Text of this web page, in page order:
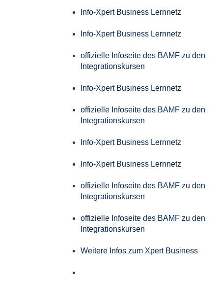
Info-Xpert Business Lernnetz
Info-Xpert Business Lernnetz
offizielle Infoseite des BAMF zu den
Integrationskursen
Info-Xpert Business Lernnetz
offizielle Infoseite des BAMF zu den
Integrationskursen
Info-Xpert Business Lernnetz
Info-Xpert Business Lernnetz
offizielle Infoseite des BAMF zu den
Integrationskursen
offizielle Infoseite des BAMF zu den
Integrationskursen
Weitere Infos zum Xpert Business